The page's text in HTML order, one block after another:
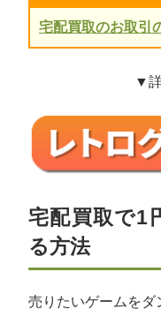
宅配買取のお取引
▼
宅配買取で1
る方法
売りたいゲームをダ